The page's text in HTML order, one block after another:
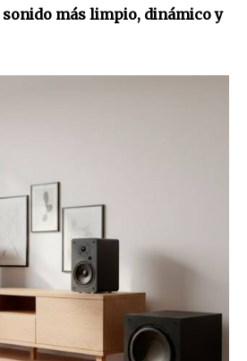
sonido más limpio, dinámico y